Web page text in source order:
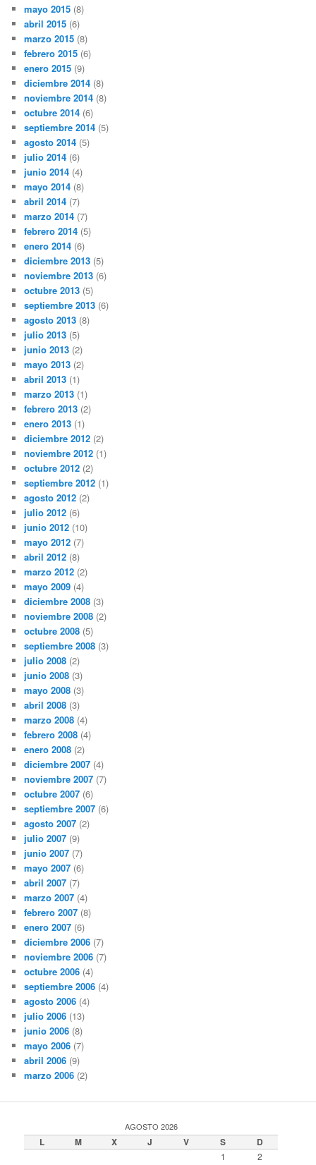
mayo 2015 (8)
abril 2015 (6)
marzo 2015 (8)
febrero 2015 (6)
enero 2015 (9)
diciembre 2014 (8)
noviembre 2014 (8)
octubre 2014 (6)
septiembre 2014 (5)
agosto 2014 (5)
julio 2014 (6)
junio 2014 (4)
mayo 2014 (8)
abril 2014 (7)
marzo 2014 (7)
febrero 2014 (5)
enero 2014 (6)
diciembre 2013 (5)
noviembre 2013 (6)
octubre 2013 (5)
septiembre 2013 (6)
agosto 2013 (8)
julio 2013 (5)
junio 2013 (2)
mayo 2013 (2)
abril 2013 (1)
marzo 2013 (1)
febrero 2013 (2)
enero 2013 (1)
diciembre 2012 (2)
noviembre 2012 (1)
octubre 2012 (2)
septiembre 2012 (1)
agosto 2012 (2)
julio 2012 (6)
junio 2012 (10)
mayo 2012 (7)
abril 2012 (8)
marzo 2012 (2)
mayo 2009 (4)
diciembre 2008 (3)
noviembre 2008 (2)
octubre 2008 (5)
septiembre 2008 (3)
julio 2008 (2)
junio 2008 (3)
mayo 2008 (3)
abril 2008 (3)
marzo 2008 (4)
febrero 2008 (4)
enero 2008 (2)
diciembre 2007 (4)
noviembre 2007 (7)
octubre 2007 (6)
septiembre 2007 (6)
agosto 2007 (2)
julio 2007 (9)
junio 2007 (7)
mayo 2007 (6)
abril 2007 (7)
marzo 2007 (4)
febrero 2007 (8)
enero 2007 (6)
diciembre 2006 (7)
noviembre 2006 (7)
octubre 2006 (4)
septiembre 2006 (4)
agosto 2006 (4)
julio 2006 (13)
junio 2006 (8)
mayo 2006 (7)
abril 2006 (9)
marzo 2006 (2)
AGOSTO 2026
L M X J V S D
1 2